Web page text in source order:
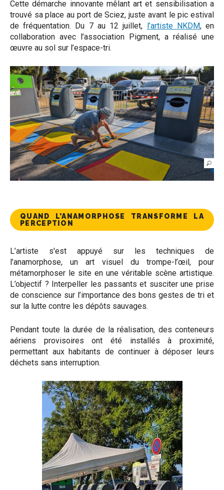
Cette démarche innovante mêlant art et sensibilisation a
trouvé sa place au port de Sciez, juste avant le pic estival
de fréquentation. Du 7 au 12 juillet, l’artiste NKDM, en
collaboration avec l’association Pigment, a réalisé une
œuvre au sol sur l’espace-tri.
QUAND L’ANAMORPHOSE TRANSFORME LA
PERCEPTION
L’artiste s'est appuyé sur les techniques de
l’anamorphose, un art visuel du trompe-l’œil, pour
métamorphoser le site en une véritable scène artistique.
L’objectif ? Interpeller les passants et susciter une prise
de conscience sur l’importance des bons gestes de tri et
sur la lutte contre les dépôts sauvages.
Pendant toute la durée de la réalisation, des conteneurs
aériens provisoires ont été installés à proximité,
permettant aux habitants de continuer à déposer leurs
déchets sans interruption.